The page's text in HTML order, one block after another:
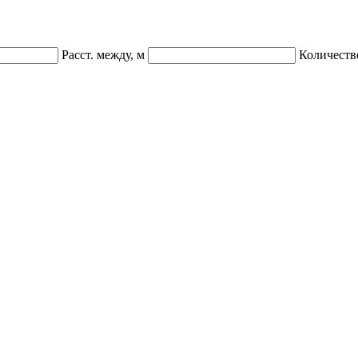
Расст. между, м